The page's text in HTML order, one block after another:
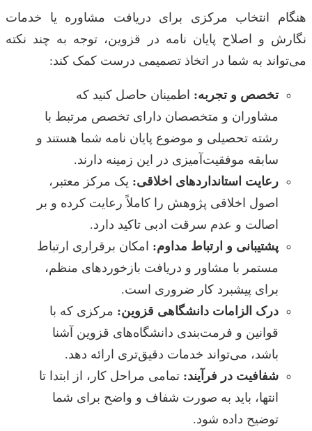
هنگام انتخاب مرکزی برای دریافت مشاوره یا خدمات
نگارش و اصلاح پایان نامه در قزوین، توجه به چند نکته
می‌تواند به شما در اتخاذ تصمیمی درست کمک کند:
تخصص و تجربه: اطمینان حاصل کنید که
مشاوران و متخصصان دارای تخصص مرتبط با
رشته تحصیلی و موضوع پایان نامه شما هستند و
سابقه موفقیت‌آمیزی در این زمینه دارند.
رعایت استانداردهای اخلاقی: یک مرکز معتبر،
اصول اخلاقی پژوهش را کاملاً رعایت کرده و بر
اصالت و عدم سرقت ادبی تاکید دارد.
پشتیبانی و ارتباط مداوم: امکان برقراری ارتباط
مستمر با مشاور و دریافت بازخوردهای منظم،
برای پیشبرد کار ضروری است.
درک الزامات دانشگاهی قزوین: مرکزی که با
قوانین و فرمت‌بندی دانشگاه‌های قزوین آشنا
باشد، می‌تواند خدمات دقیق‌تری ارائه دهد.
شفافیت در فرآیند: تمامی مراحل کار، از ابتدا تا
انتها، باید به صورت شفاف و واضح برای شما
توضیح داده شود.